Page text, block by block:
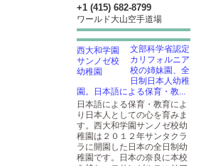
+1 (415) 682-8799
ワールド大山空手道場
文部科学省認定
カリフォルニア
校の姉妹園、全
日制日本人幼稚
園。日本語による保育・教...
日本語による保育・教育によ
り日本人としての心を育みま
す。西大和学園サンノゼ校幼
稚園は２０１２年サンタクラ
ラに開園した日本の全日制幼
稚園です。日本の奈良に本校